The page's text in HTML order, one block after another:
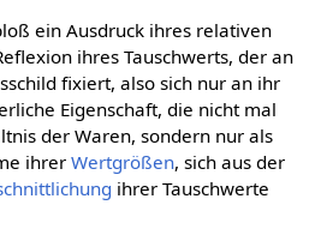
ein Ausdruck ihres relativen
ihres Tauschwerts, der an
fixiert, also sich nur an ihr
Eigenschaft, die nicht mal
der Waren, sondern nur als
ihrer Wertgrößen, sich aus der
ihrer Tauschwerte